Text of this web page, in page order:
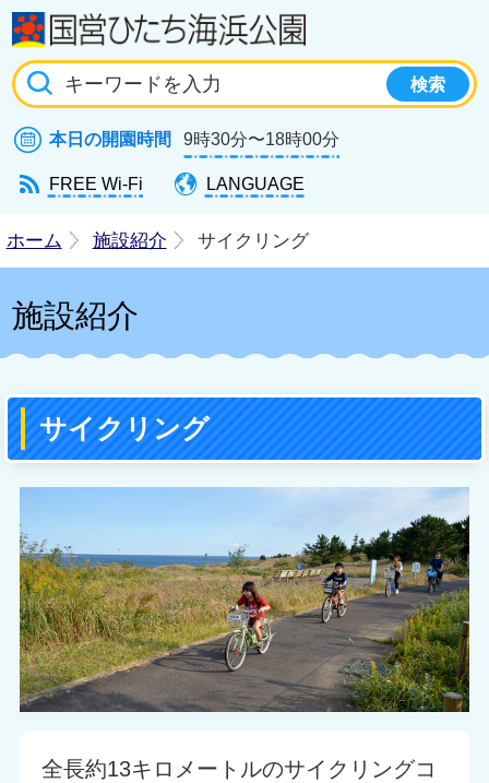
本日の開園時間 9時30分〜18時00分
FREE Wi-Fi LANGUAGE
ホーム 施設紹介 サイクリング
施設紹介
サイクリング
全長約13キロメートルのサイクリングコ